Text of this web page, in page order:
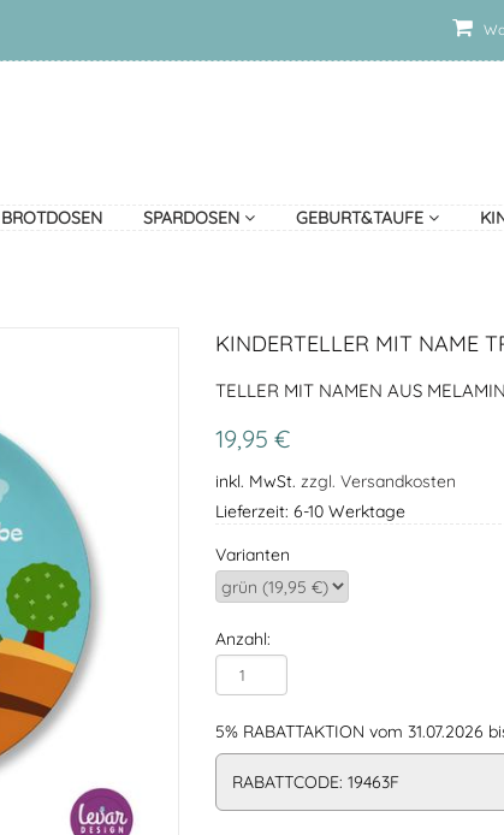
BROTDOSEN SPARDOSEN GEBURT&TAUFE
KINDERTELLER MIT NAME
TELLER MIT NAMEN AUS
19,95 €
inkl. MwSt. zzgl. Versandkosten
Lieferzeit: 6-10 Werktage
Varianten
Anzahl:
5% RABATTAKTION vom 31.07.2026
RABATTCODE: 19463F